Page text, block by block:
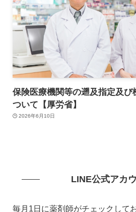
保険医療機関等の遡及指定及び
ついて【厚労省】
2026年6月10日
LINE公式アカ
毎月1日に薬剤師がチェックして